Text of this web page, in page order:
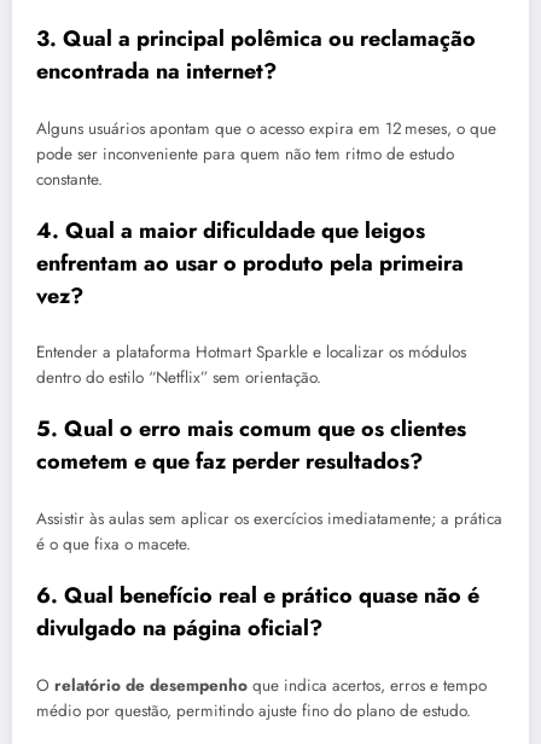
3. Qual a principal polêmica ou reclamação
encontrada na internet?
Alguns usuários apontam que o acesso expira em 12 meses, o que
pode ser inconveniente para quem não tem ritmo de estudo
constante.
4. Qual a maior dificuldade que leigos
enfrentam ao usar o produto pela primeira
vez?
Entender a plataforma Hotmart Sparkle e localizar os módulos
dentro do estilo “Netflix” sem orientação.
5. Qual o erro mais comum que os clientes
cometem e que faz perder resultados?
Assistir às aulas sem aplicar os exercícios imediatamente; a prática
é o que fixa o macete.
6. Qual benefício real e prático quase não é
divulgado na página oficial?
O relatório de desempenho que indica acertos, erros e tempo
médio por questão, permitindo ajuste fino do plano de estudo.